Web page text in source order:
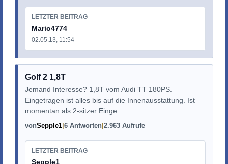
LETZTER BEITRAG
Mario4774
02.05.13, 11:54
Golf 2 1,8T
Jemand Interesse? 1,8T vom Audi TT 180PS.
Eingetragen ist alles bis auf die Innenausstattung. Ist
momentan als 2-sitzer Einge...
vonSepple1 6 Antworten 2.963 Aufrufe
LETZTER BEITRAG
Sepple1